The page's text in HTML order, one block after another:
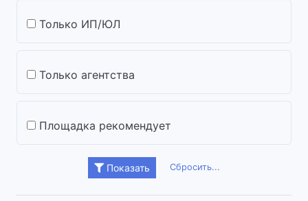
Только ИП/ЮЛ
Только агентства
Площадка рекомендует
Показать Сбросить...